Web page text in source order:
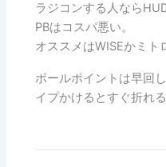
ラジコンする人なら
PBはコスパ悪い。
オススメはWISEかミト
ボールポイントは早回
イプかけるとすぐ折れ